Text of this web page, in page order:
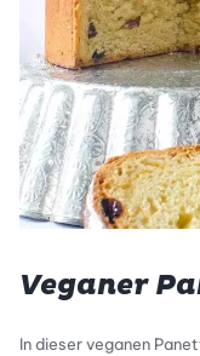
Veganer
In dieser veganen